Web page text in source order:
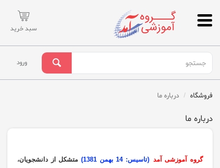
سبد خرید
ورود
فروشگاه درباره ما
درباره ما
گروه آموزشی آمد (تاسيس: 14 بهمن 1381)
متشکل از دانشجویان،